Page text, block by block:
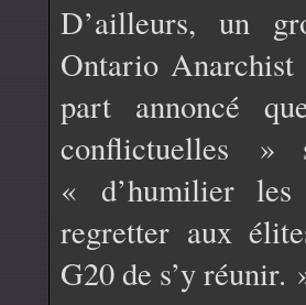
D’ailleurs, un
Ontario Anarchist
part annoncé
conflictuelles »
« d’humilier
regretter aux
G20 de s’y réunir.